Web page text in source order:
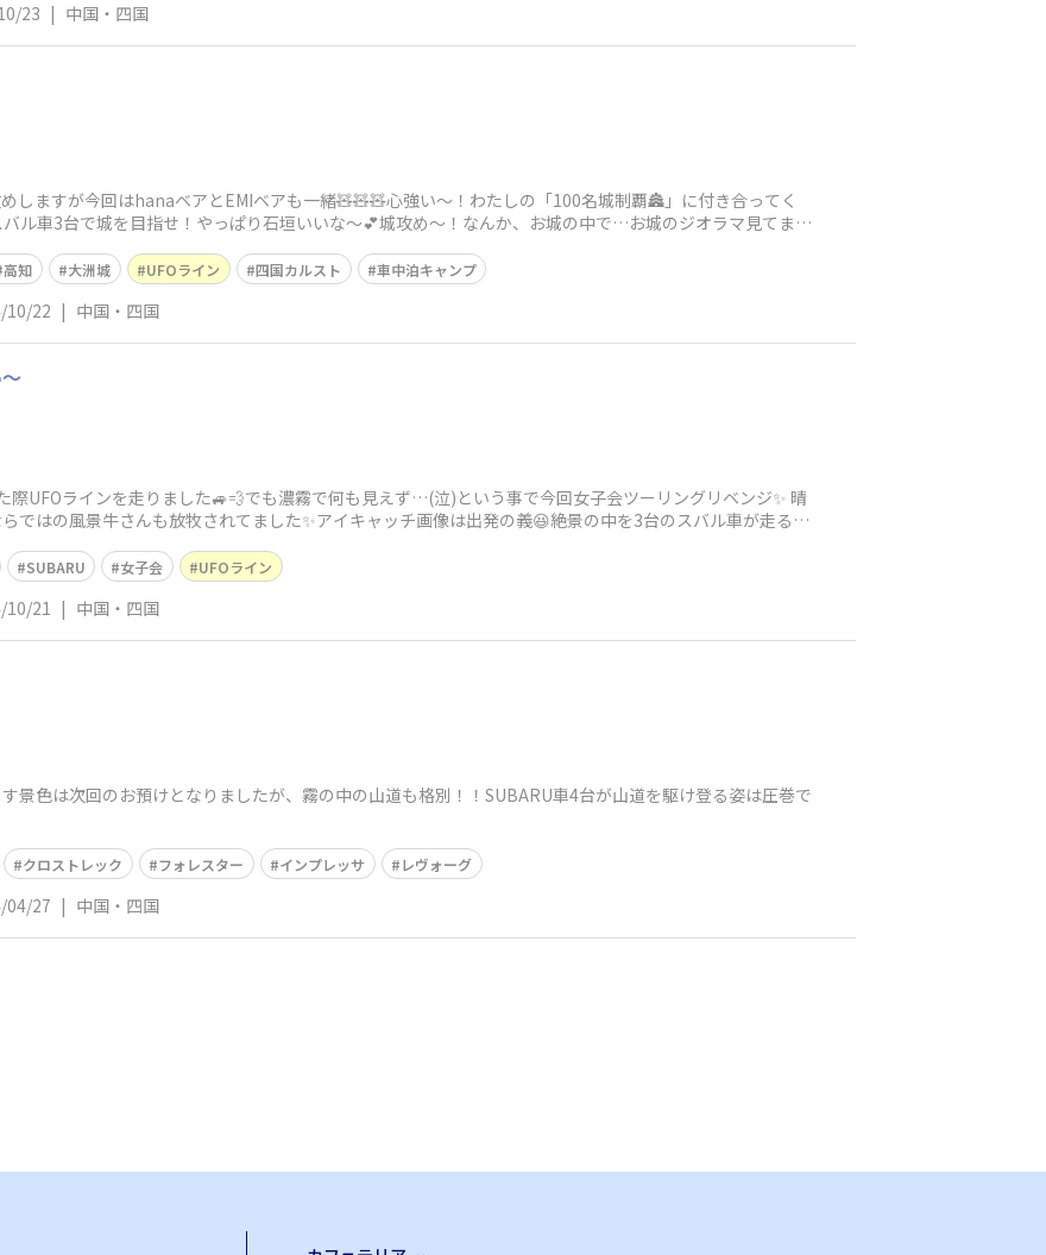
23 | 中国・四国
しますが今回はhanaベアとEMIベアも一緒🧸🧸🧸心強い〜！わたしの「100名城制覇🏯」に付き合ってく
ル車3台で城を目指せ！やっぱり石垣いいな〜💕城攻め〜！なんか、お城の中で…お城のジオラマ見てまた
高知 大洲城 UFOライン 四国カルスト 車中泊キャンプ
10/22 | 中国・四国
際UFOラインを走りました🚙💨でも濃霧で何も見えず…(泣)という事で今回女子会ツーリングリベンジ✨ 晴
ではの風景牛さんも放牧されてました✨アイキャッチ画像は出発の義😆絶景の中を3台のスバル車が走る💨
SUBARU 女子会 UFOライン
10/21 | 中国・四国
景色は次回のお預けとなりましたが、霧の中の山道も格別！！SUBARU車4台が山道を駆け登る姿は圧巻で
クロストレック フォレスター インプレッサ レヴォーグ
04/27 | 中国・四国